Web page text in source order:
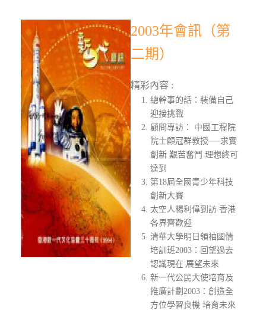
2003年會訊（第
二期）
精彩內容 :
總幹事的話：裝備自己
迎接挑戰
顧問專訪： 中國工程院
院士顧冠群教授──求實
創新 艱苦奮鬥 理想終可
達到
第18屆全國青少年科技
創新大賽
太空人楊利偉到訪 香港
各界齊歡迎
清華大學明日領袖國情
培訓班2003：回望過去
認識現在 展望未來
新一代公民大使培育及
推廣計劃2003：創造全
方位學習良機 培育未來